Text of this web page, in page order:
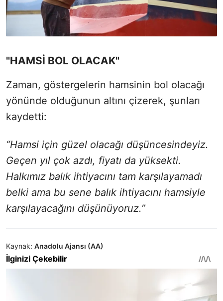
"HAMSİ BOL OLACAK"
Zaman, göstergelerin hamsinin bol olacağı
yönünde olduğunun altını çizerek, şunları
kaydetti:
“Hamsi için güzel olacağı düşüncesindeyiz.
Geçen yıl çok azdı, fiyatı da yüksekti.
Halkımız balık ihtiyacını tam karşılayamadı
belki ama bu sene balık ihtiyacını hamsiyle
karşılayacağını düşünüyoruz.”
Kaynak: Anadolu Ajansı (AA)